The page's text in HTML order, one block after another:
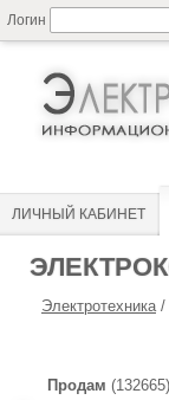
Логин
ЛИЧНЫЙ КАБИНЕТ
Электротехника/
Продам (132665)